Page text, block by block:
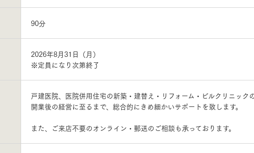
90分
2026年8月31日（月）
※定員になり次第終了
戸建医院、医院併用住宅の新築・建替え・リフォーム・ビルクリニック
開業後の経営に至るまで、総合的にきめ細かいサポートを致します。
また、ご来店不要のオンライン・郵送のご相談も承っております。